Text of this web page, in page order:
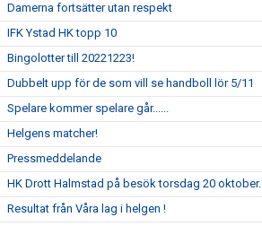
Damerna fortsätter utan respekt
IFK Ystad HK topp 10
Bingolotter till 20221223!
Dubbelt upp för de som vill se handboll lör 5/11
Spelare kommer spelare går......
Helgens matcher!
Pressmeddelande
HK Drott Halmstad på besök torsdag 20 oktober.
Resultat från Våra lag i helgen !